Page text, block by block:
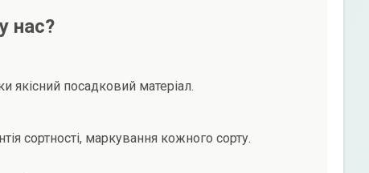
нас?
якісний посадковий матеріал.
сортності, маркування кожного сорту.